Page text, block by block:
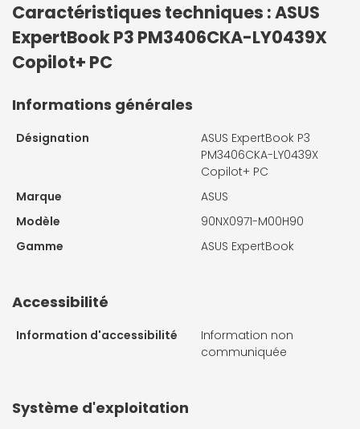
Caractéristiques techniques : ASUS
ExpertBook P3 PM3406CKA-LY0439X
Copilot+ PC
Informations générales
Désignation
ASUS ExpertBook P3
PM3406CKA-LY0439X
Copilot+ PC
Marque
ASUS
Modèle
90NX0971-M00H90
Gamme
ASUS ExpertBook
Accessibilité
Information d'accessibilité
Information non
communiquée
Système d'exploitation